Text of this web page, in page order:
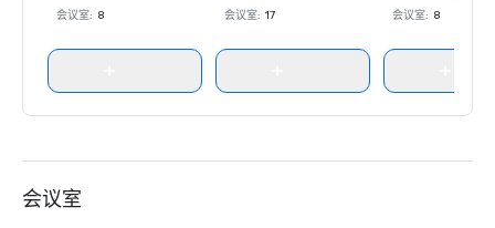
会议室: 8
会议室: 17
会议室: 8
会议室